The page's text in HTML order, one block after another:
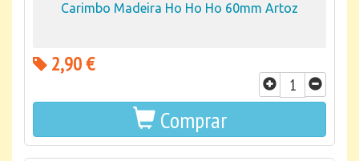
Carimbo Madeira Ho Ho Ho 60mm Artoz
2,90 €
Comprar